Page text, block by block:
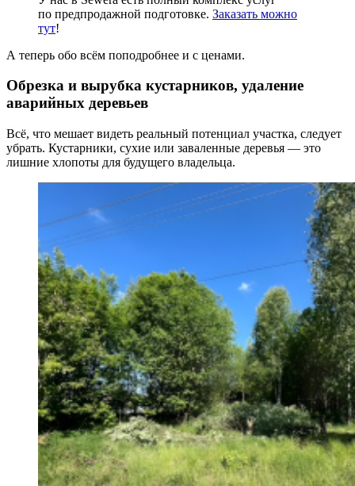
по предпродажной подготовке. Заказать можно
тут!
А теперь обо всём поподробнее и с ценами.
Обрезка и вырубка кустарников, удаление
аварийных деревьев
Всё, что мешает видеть реальный потенциал участка, следует
убрать. Кустарники, сухие или заваленные деревья — это
лишние хлопоты для будущего владельца.